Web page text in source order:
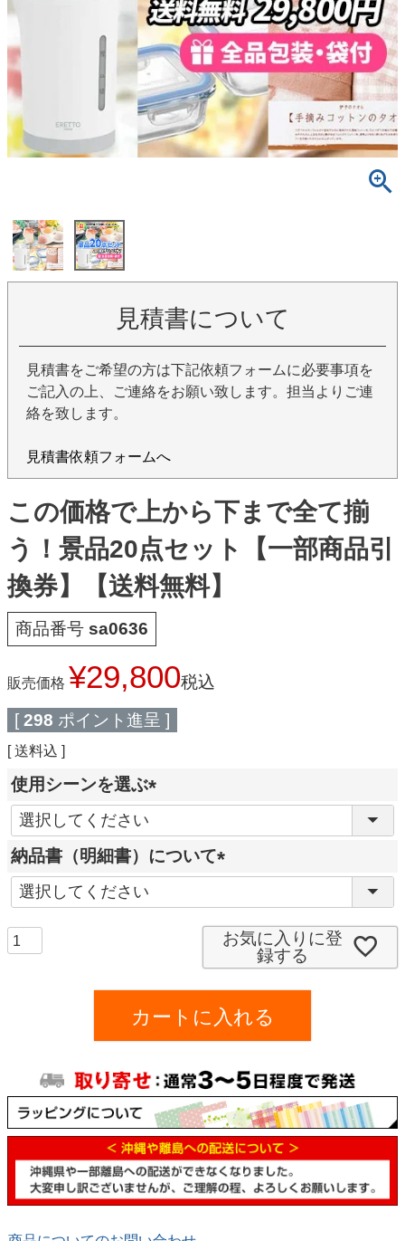
見積書について
見積書をご希望の方は下記依頼フォームに必要事項を
ご記入の上、ご連絡をお願い致します。担当よりご連
絡を致します。
見積書依頼フォームへ
この価格で上から下まで全て揃
う！景品20点セット【一部商品引
換券】【送料無料】
商品番号 sa0636
販売価格 ¥29,800税込
[ 298 ポイント進呈 ]
送料込
使用シーンを選ぶ
必
須
納品書（明細書）について
必
須
)
お気に入りに登
録する
カートに入れる